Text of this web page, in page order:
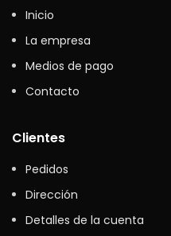
Inicio
La empresa
Medios de pago
Contacto
Clientes
Pedidos
Dirección
Detalles de la cuenta